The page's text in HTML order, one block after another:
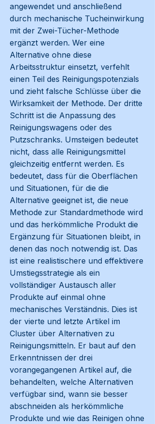
angewendet und anschließend
durch mechanische Tucheinwirkung
mit der Zwei-Tücher-Methode
ergänzt werden. Wer eine
Alternative ohne diese
Arbeitsstruktur einsetzt, verfehlt
einen Teil des Reinigungspotenzials
und zieht falsche Schlüsse über die
Wirksamkeit der Methode. Der dritte
Schritt ist die Anpassung des
Reinigungswagens oder des
Putzschranks. Umsteigen bedeutet
nicht, dass alle Reinigungsmittel
gleichzeitig entfernt werden. Es
bedeutet, dass für die Oberflächen
und Situationen, für die die
Alternative geeignet ist, die neue
Methode zur Standardmethode wird
und das herkömmliche Produkt die
Ergänzung für Situationen bleibt, in
denen das noch notwendig ist. Das
ist eine realistischere und effektivere
Umstiegsstrategie als ein
vollständiger Austausch aller
Produkte auf einmal ohne
mechanisches Verständnis. Dies ist
der vierte und letzte Artikel im
Cluster über Alternativen zu
Reinigungsmitteln. Er baut auf den
Erkenntnissen der drei
vorangegangenen Artikel auf, die
behandelten, welche Alternativen
verfügbar sind, wann sie besser
abschneiden als herkömmliche
Produkte und wie das Reinigen ohne